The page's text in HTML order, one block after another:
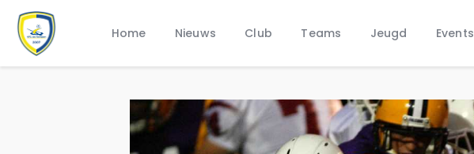
Home Nieuws Club Teams Jeugd Events
Nieuws
Jeugd